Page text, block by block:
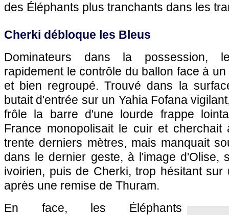
des Éléphants plus tranchants dans les
Cherki débloque les Bleus
Dominateurs dans la possession,
rapidement le contrôle du ballon face à
et bien regroupé. Trouvé dans la
butait d'entrée sur un Yahia Fofana
frôle la barre d'une lourde frappe
France monopolisait le cuir et
trente derniers mètres, mais manquait
dans le dernier geste, à l'image d'Olise,
ivoirien, puis de Cherki, trop hésitant sur
après une remise de Thuram.
En face, les Éléphants